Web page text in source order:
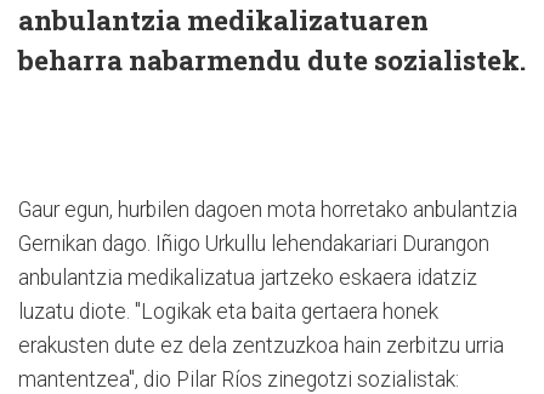
anbulantzia medikalizatuaren
beharra nabarmendu dute sozialistek.
Gaur egun, hurbilen dagoen mota horretako anbulantzia
Gernikan dago. Iñigo Urkullu lehendakariari Durangon
anbulantzia medikalizatua jartzeko eskaera idatziz
luzatu diote. "Logikak eta baita gertaera honek
erakusten dute ez dela zentzuzkoa hain zerbitzu urria
mantentzea", dio Pilar Ríos zinegotzi sozialistak: